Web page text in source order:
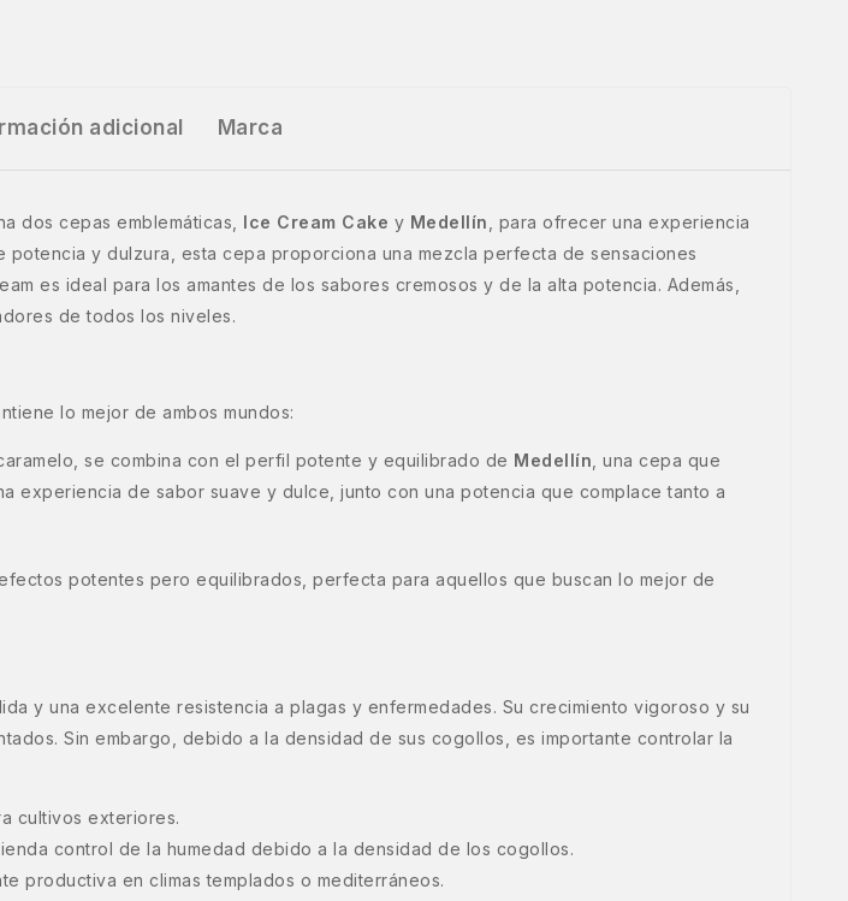
adicional Marca
dos cepas emblemáticas, Ice Cream Cake y Medellín , para ofrecer una experiencia
y dulzura, esta cepa proporciona una mezcla perfecta de sensaciones
es ideal para los amantes de los sabores cremosos y de la alta potencia. Además,
de todos los niveles.
lo mejor de ambos mundos:
se combina con el perfil potente y equilibrado de Medellín , una cepa que
experiencia de sabor suave y dulce, junto con una potencia que complace tanto a
potentes pero equilibrados, perfecta para aquellos que buscan lo mejor de
y una excelente resistencia a plagas y enfermedades. Su crecimiento vigoroso y su
Sin embargo, debido a la densidad de sus cogollos, es importante controlar la
cultivos exteriores.
control de la humedad debido a la densidad de los cogollos.
productiva en climas templados o mediterráneos.